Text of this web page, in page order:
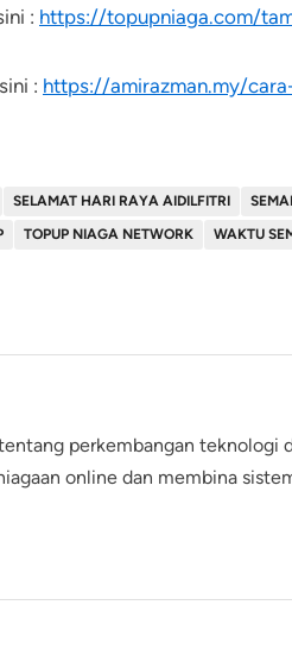
: https://topupniaga.com/
: https://amirazman.my/
SELAMAT HARI RAYA AIDILFITRI
TOPUP NIAGA NETWORK
WAKTU
perkembangan teknologi
online dan membina